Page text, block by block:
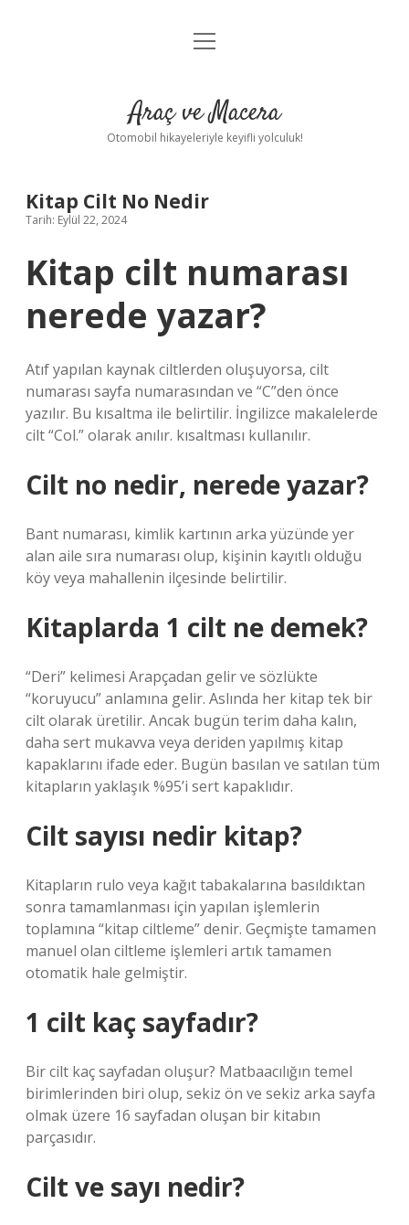
Anasayfa
Yasal Uyarı
menüyü
Araç ve Macera
Otomobil hikayeleriyle keyifli yolculuk!
Kitap Cilt No Nedir
Tarih: Eylül 22, 2024
Kitap cilt numarası
nerede yazar?
Atıf yapılan kaynak ciltlerden oluşuyorsa, cilt
numarası sayfa numarasından ve “C”den önce
yazılır. Bu kısaltma ile belirtilir. İngilizce makalelerde
cilt “Col.” olarak anılır. kısaltması kullanılır.
Cilt no nedir, nerede yazar?
Bant numarası, kimlik kartının arka yüzünde yer
alan aile sıra numarası olup, kişinin kayıtlı olduğu
köy veya mahallenin ilçesinde belirtilir.
Kitaplarda 1 cilt ne demek?
“Deri” kelimesi Arapçadan gelir ve sözlükte
“koruyucu” anlamına gelir. Aslında her kitap tek bir
cilt olarak üretilir. Ancak bugün terim daha kalın,
daha sert mukavva veya deriden yapılmış kitap
kapaklarını ifade eder. Bugün basılan ve satılan tüm
kitapların yaklaşık %95’i sert kapaklıdır.
Cilt sayısı nedir kitap?
Kitapların rulo veya kağıt tabakalarına basıldıktan
sonra tamamlanması için yapılan işlemlerin
toplamına “kitap ciltleme” denir. Geçmişte tamamen
manuel olan ciltleme işlemleri artık tamamen
otomatik hale gelmiştir.
1 cilt kaç sayfadır?
Bir cilt kaç sayfadan oluşur? Matbaacılığın temel
birimlerinden biri olup, sekiz ön ve sekiz arka sayfa
olmak üzere 16 sayfadan oluşan bir kitabın
parçasıdır.
Cilt ve sayı nedir?